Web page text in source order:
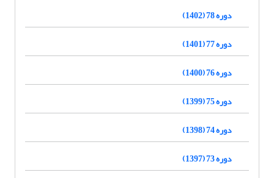
دوره 78 (1402)
دوره 77 (1401)
دوره 76 (1400)
دوره 75 (1399)
دوره 74 (1398)
دوره 73 (1397)